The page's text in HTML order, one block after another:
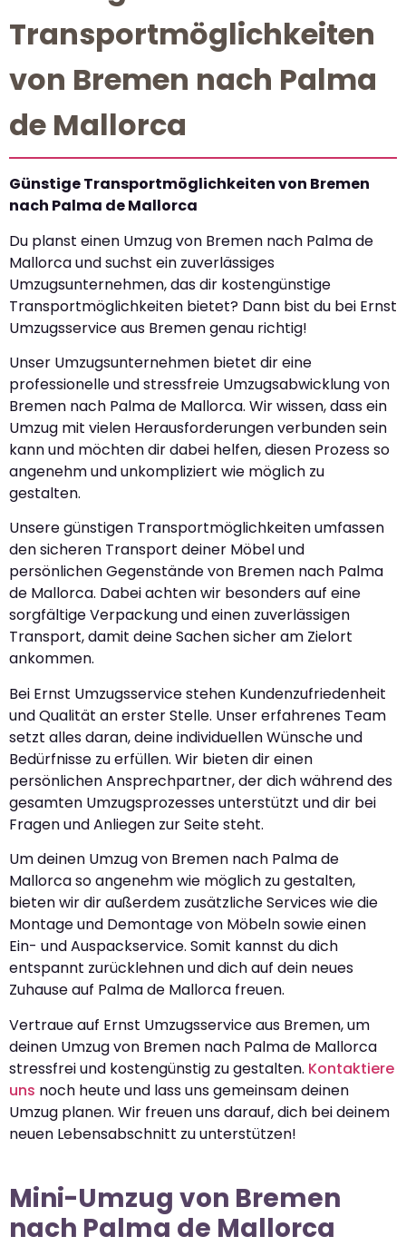
Transportmöglichkeiten
von Bremen nach Palma
de Mallorca
Günstige Transportmöglichkeiten von Bremen
nach Palma de Mallorca
Du planst einen Umzug von Bremen nach Palma de
Mallorca und suchst ein zuverlässiges
Umzugsunternehmen, das dir kostengünstige
Transportmöglichkeiten bietet? Dann bist du bei Ernst
Umzugsservice aus Bremen genau richtig!
Unser Umzugsunternehmen bietet dir eine
professionelle und stressfreie Umzugsabwicklung von
Bremen nach Palma de Mallorca. Wir wissen, dass ein
Umzug mit vielen Herausforderungen verbunden sein
kann und möchten dir dabei helfen, diesen Prozess so
angenehm und unkompliziert wie möglich zu
gestalten.
Unsere günstigen Transportmöglichkeiten umfassen
den sicheren Transport deiner Möbel und
persönlichen Gegenstände von Bremen nach Palma
de Mallorca. Dabei achten wir besonders auf eine
sorgfältige Verpackung und einen zuverlässigen
Transport, damit deine Sachen sicher am Zielort
ankommen.
Bei Ernst Umzugsservice stehen Kundenzufriedenheit
und Qualität an erster Stelle. Unser erfahrenes Team
setzt alles daran, deine individuellen Wünsche und
Bedürfnisse zu erfüllen. Wir bieten dir einen
persönlichen Ansprechpartner, der dich während des
gesamten Umzugsprozesses unterstützt und dir bei
Fragen und Anliegen zur Seite steht.
Um deinen Umzug von Bremen nach Palma de
Mallorca so angenehm wie möglich zu gestalten,
bieten wir dir außerdem zusätzliche Services wie die
Montage und Demontage von Möbeln sowie einen
Ein- und Auspackservice. Somit kannst du dich
entspannt zurücklehnen und dich auf dein neues
Zuhause auf Palma de Mallorca freuen.
Vertraue auf Ernst Umzugsservice aus Bremen, um
deinen Umzug von Bremen nach Palma de Mallorca
stressfrei und kostengünstig zu gestalten. Kontaktiere
uns noch heute und lass uns gemeinsam deinen
Umzug planen. Wir freuen uns darauf, dich bei deinem
neuen Lebensabschnitt zu unterstützen!
Mini-Umzug von Bremen
nach Palma de Mallorca